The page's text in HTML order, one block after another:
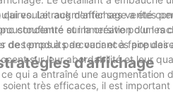
Le rack d'affichage a été
et immersive pour les
de temps à parcourir et à faire des
voulait augmenter ses ventes
concentré sur la création d'un
produits de vacances
sur leur abordabilité et leur
qui a entraîné une augmentation
d'affichage
très efficaces, il est